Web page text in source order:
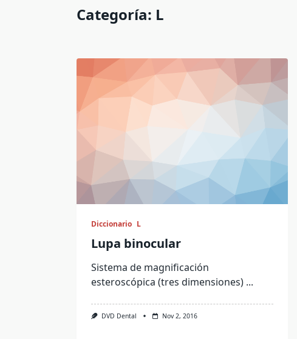
Categoría: L
Diccionario L
Lupa binocular
Sistema de magnificación
esteroscópica (tres dimensiones) ...
DVD Dental Nov 2, 2016